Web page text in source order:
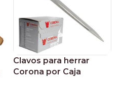
Clavos para herrar
Corona por Caja